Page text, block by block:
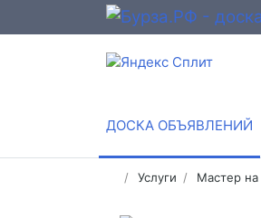
ДОСКА ОБЪЯВЛЕНИЙ
Услуги Мастер на